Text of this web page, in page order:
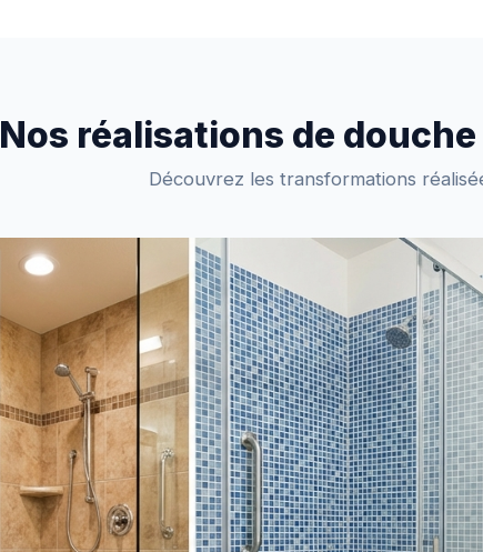
Nos réalisations de
Découvrez les transformations